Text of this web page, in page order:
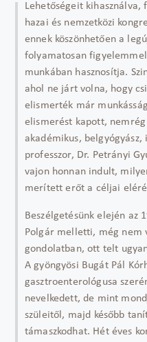
Lehetőségeit
hazai és nemzetközi
ennek köszönhetően a
folyamatosan
munkában hasznosítja.
ahol ne járt volna, hogy
elismerték már
elismerést kapott,
akadémikus, belgyógyász,
professzor, Dr. Petrányi
vajon honnan indult,
merített erőt a céljai
Beszélgetésünk elején az
Polgár melletti, még nem
gondolatban, ott telt
A gyöngyösi Bugát Pál
gasztroenterológusa
nevelkedett, de mint
szüleitől, majd később
támaszkodhat. Hét éves